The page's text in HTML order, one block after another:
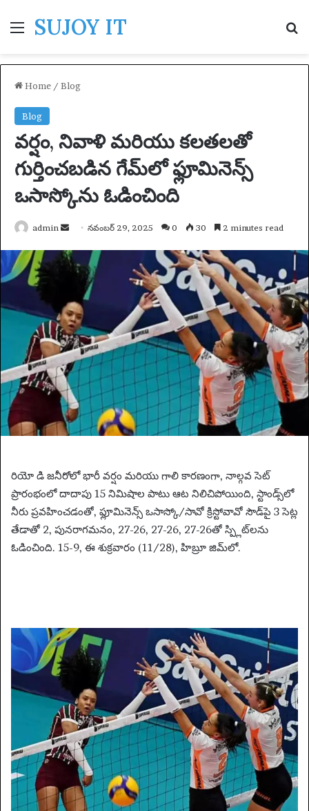
Menu
SUJOY IT
Home / Blog
Blog
వర్షం, నివాళి మరియు కలతలతో
గుర్తించబడిన గేమ్‌లో ఫ్లూమినెన్స్
ఒసాస్కోను ఓడించింది
admin
n
n
e
m
a
i
l
నవంబర్ 29, 2025 0 30 2 minutes read
రియో డి జనీరోలో భారీ వర్షం మరియు గాలి కారణంగా, నాల్గవ సెట్
ప్రారంభంలో దాదాపు 15 నిమిషాల పాటు ఆట నిలిచిపోయింది, స్టాండ్స్‌లో
నీరు ప్రవహించడంతో, ఫ్లూమినెన్స్ ఒసాస్కో/సావో క్రిస్టోవావో సౌడ్‌పై 3 సెట్ల
తేడాతో 2, పునరాగమనం, 27-26, 27-26, 27-26తో స్ప్లిట్‌లను
ఓడించింది. 15-9, ఈ శుక్రవారం (11/28), హిబ్రూ జిమ్‌లో.